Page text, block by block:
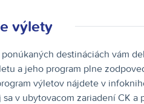
výlety
destináciách vám
a jeho program plne
výletov nájdete v
sa v ubytovacom zariadení CK